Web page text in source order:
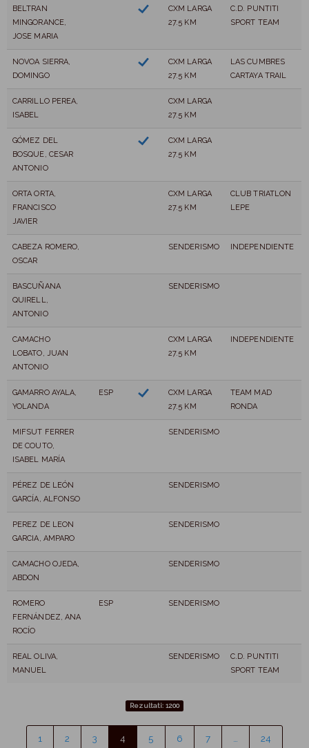
BELTRAN
MINGORANCE,
JOSE MARIA
CXM LARGA
27.5 KM
C.D. PUNTITI
SPORT TEAM
NOVOA SIERRA,
DOMINGO
CXM LARGA
27.5 KM
LAS CUMBRES
CARTAYA TRAIL
CARRILLO PEREA,
ISABEL
CXM LARGA
27.5 KM
GÓMEZ DEL
BOSQUE, CESAR
ANTONIO
CXM LARGA
27.5 KM
ORTA ORTA,
FRANCISCO
JAVIER
CXM LARGA
27.5 KM
CLUB TRIATLON
LEPE
CABEZA ROMERO,
OSCAR
SENDERISMO INDEPENDIENTE
BASCUÑANA
QUIRELL,
ANTONIO
SENDERISMO
CAMACHO
LOBATO, JUAN
ANTONIO
CXM LARGA
27.5 KM
INDEPENDIENTE
GAMARRO AYALA,
YOLANDA
ESP
CXM LARGA
27.5 KM
TEAM MAD
RONDA
MIFSUT FERRER
DE COUTO,
ISABEL MARÍA
SENDERISMO
PÉREZ DE LEÓN
GARCÍA, ALFONSO
SENDERISMO
PEREZ DE LEON
GARCIA, AMPARO
SENDERISMO
CAMACHO OJEDA,
ABDON
SENDERISMO
ROMERO
FERNÁNDEZ, ANA
ROCÍO
ESP SENDERISMO
REAL OLIVA,
MANUEL
SENDERISMO
C.D. PUNTITI
SPORT TEAM
Rezultati: 1200
1 2 3 4 5 6 7 24